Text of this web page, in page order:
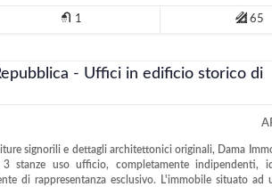
1 65
- Uffici in edificio storico di
signorili e dettagli architettonici originali, Dama
stanze uso ufficio, completamente indipendenti,
di rappresentanza esclusivo. L'immobile situato ad